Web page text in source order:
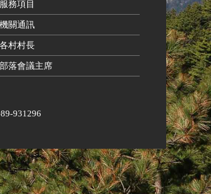
服務項目
機關通訊
各村村長
部落會議主席
931296